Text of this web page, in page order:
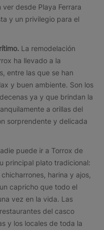
desde Playa Ferrara
y un privilegio para el
La remodelación
ha llevado a la
entre las que se han
y buen ambiente. Son los
ya y que brindan la
a orillas del
sorprendente y delicada
puede ir a Torrox de
principal plato tradicional:
harina y ajos,
capricho que todo el
vez en la vida. Las
del casco
y los locales de toda la